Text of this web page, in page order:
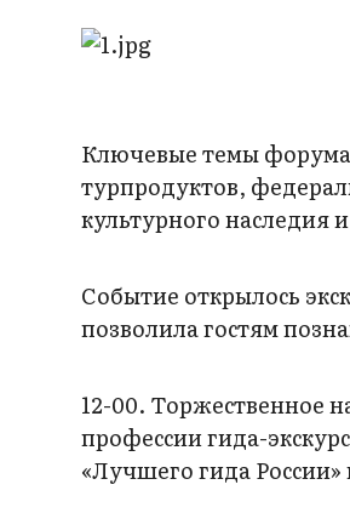
Ключевые темы
турпродуктов,
культурного наследия
Событие открылось
позволила гостям
12-00. Торжественное
профессии гида-
«Лучшего гида России»